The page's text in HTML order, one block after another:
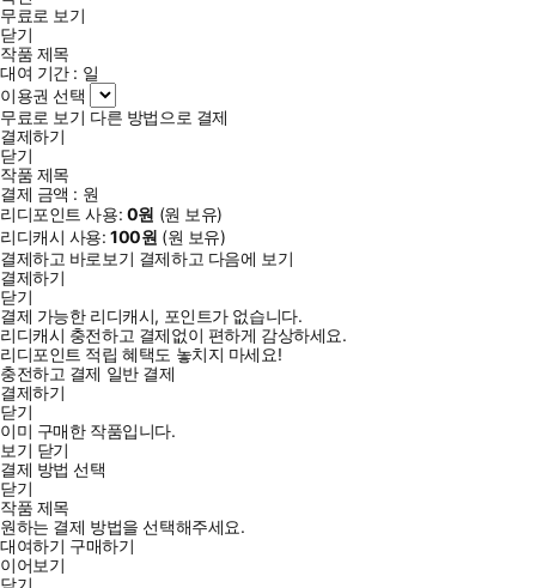
무료로 보기
닫기
작품 제목
대여 기간 : 일
이용권 선택
무료로 보기 다른 방법으로 결제
결제하기
닫기
작품 제목
결제 금액 : 원
리디포인트 사용: 0원 (원 보유)
리디캐시 사용:100원 (원 보유)
결제하고 바로보기 결제하고 다음에 보기
결제하기
닫기
결제 가능한 리디캐시, 포인트가 없습니다.
리디캐시 충전하고 결제없이 편하게 감상하세요.
리디포인트 적립 혜택도 놓치지 마세요!
충전하고 결제 일반 결제
결제하기
닫기
이미 구매한 작품입니다.
보기 닫기
결제 방법 선택
닫기
작품 제목
원하는 결제 방법을 선택해주세요.
대여하기 구매하기
이어보기